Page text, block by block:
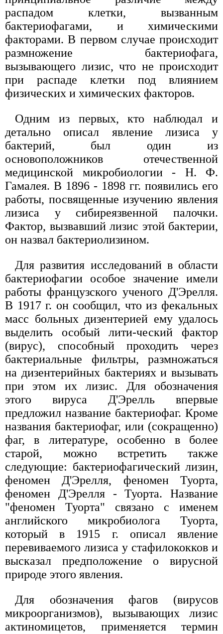
распадом клетки, вызванным
бактериофагами, и химическими
факторами. В первом случае происходит
размножение бактериофага,
вызывающего лизис, что не происходит
при распаде клетки под влиянием
физических и химических факторов.
Одним из первых, кто наблюдал и
детально описал явление лизиса у
бактерий, был один из
основоположников отечественной
медицинской микробиологии - Н. Ф.
Гамалея. В 1896 - 1898 гг. появились его
работы, посвященные изучению явления
лизиса у сибиреязвенной палочки.
Фактор, вызвавший лизис этой бактерии,
он назвал бактериолизином.
Для развития исследований в области
бактериофагии особое значение имели
работы французского ученого Д'Эрелля.
В 1917 г. он сообщил, что из фекальных
масс больных дизентерией ему удалось
выделить особый лити-ческий фактор
(вирус), способный проходить через
бактериальные фильтры, размножаться
на дизентерийных бактериях и вызывать
при этом их лизис. Для обозначения
этого вируса Д'Эрелль впервые
предложил название бактериофаг. Кроме
названия бактериофаг, или (сокращенно)
фаг, в литературе, особенно в более
старой, можно встретить также
следующие: бактериофагический лизин,
феномен Д'Эрелля, феномен Туорта,
феномен Д'Эрелля - Туорта. Название
"феномен Туорта" связано с именем
английского микробиолога Туорта,
который в 1915 г. описал явление
перевиваемого лизиса у стафилококков и
высказал предположение о вирусной
природе этого явления.
Для обозначения фагов (вирусов
микроорганизмов), вызывающих лизис
актиномицетов, применяется термин